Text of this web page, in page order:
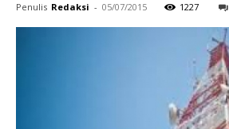
Penulis Redaksi - 05/07/2015 1227